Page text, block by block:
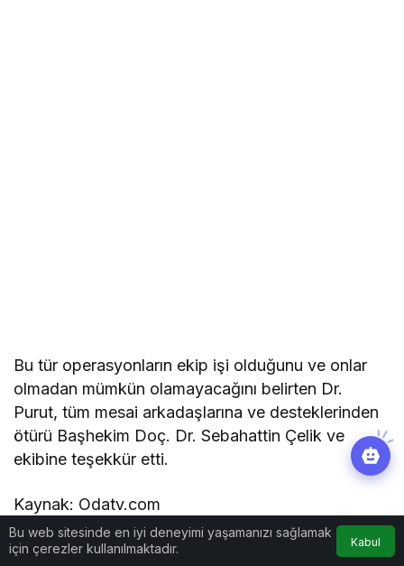
Bu tür operasyonların ekip işi olduğunu ve onlar
olmadan mümkün olamayacağını belirten Dr.
Purut, tüm mesai arkadaşlarına ve desteklerinden
ötürü Başhekim Doç. Dr. Sebahattin Çelik ve
ekibine teşekkür etti.
Kaynak: Odatv.com
Bu web sitesinde en iyi deneyimi yaşamanızı sağlamak
için çerezler kullanılmaktadır.
Kabul